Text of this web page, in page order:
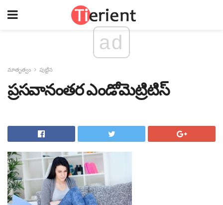
ad
మాతృత్వం పుట్టిన
ప్రసవానంతర ఎండోమెట్రిటిస్